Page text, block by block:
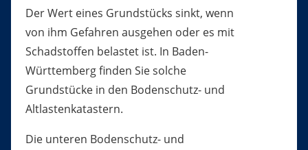
Der Wert eines Grundstücks sinkt, wenn
von ihm Gefahren ausgehen oder es mit
Schadstoffen belastet ist. In Baden-
Württemberg finden Sie solche
Grundstücke in den Bodenschutz- und
Altlastenkatastern.
Die unteren Bodenschutz- und